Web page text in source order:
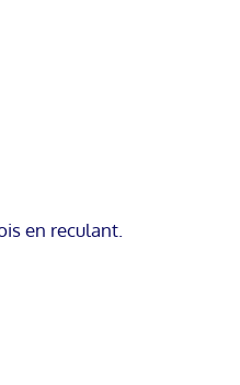
en reculant.